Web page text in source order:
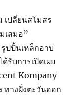
เปลี่ยนสโมสร
เสมอ”
ปปั้นเหล็กอาบ
รับการเปิดเผย
Kompany
ทางฝั่งตะวันออก